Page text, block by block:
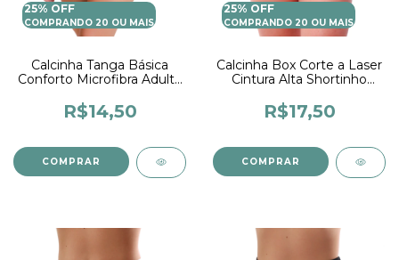
25% OFF
COMPRANDO 20 OU MAIS
Calcinha Tanga Básica
Conforto Microfibra Adulto
Lingerie Feminina
R$14,50
COMPRAR
25% OFF
COMPRANDO 20 OU MAIS
Calcinha Box Corte a Laser
Cintura Alta Shortinho
Alto Sem Costura Lingerie
Moda Feminina
R$17,50
COMPRAR